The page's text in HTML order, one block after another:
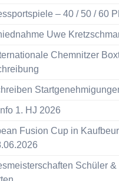
– 40 / 50 / 60
Uwe
Chemnitzer
1. HJ 2026
Fusion Cup in
Schüler